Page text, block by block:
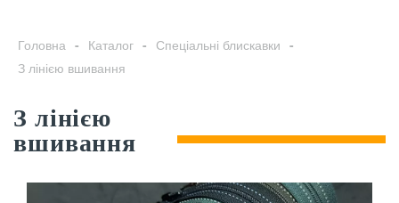
Головна - Каталог - Спеціальні блискавки -
З лінією вшивання
З лінією
вшивання